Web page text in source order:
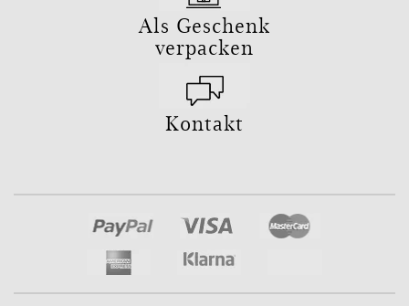
Als Geschenk
verpacken
Kontakt